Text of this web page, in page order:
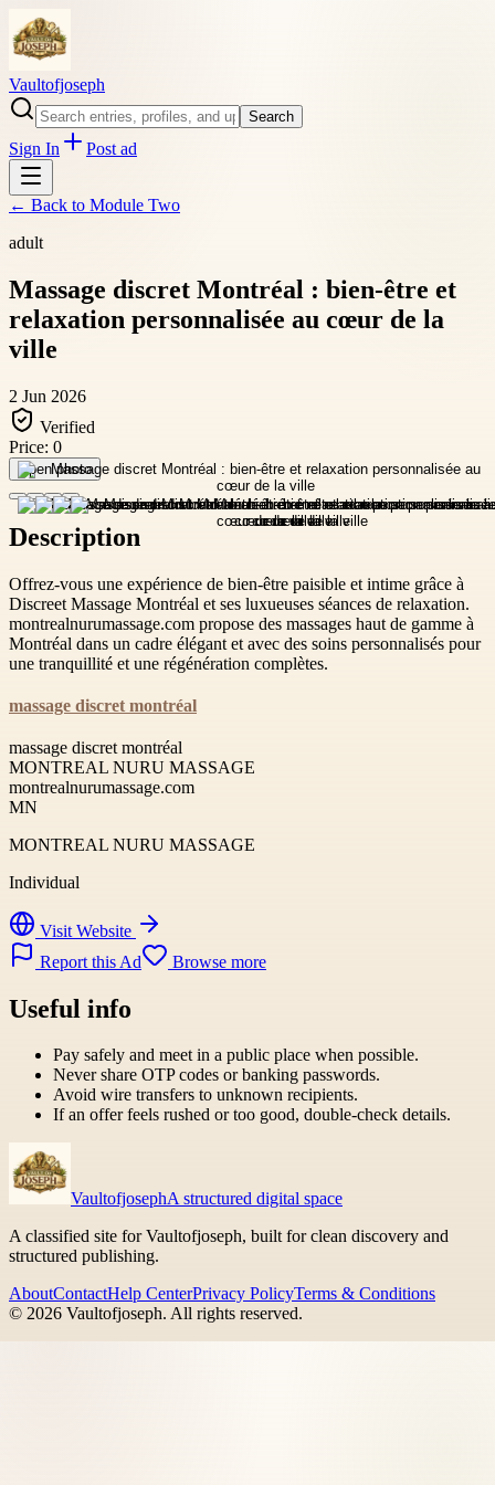
Vaultofjoseph
Search
Sign In Post ad
← Back to Module Two
adult
Massage discret Montréal : bien-être et
relaxation personnalisée au cœur de la
ville
2 Jun 2026
Verified
Price: 0
Open photo
Description
Offrez-vous une expérience de bien-être paisible et intime grâce à
Discreet Massage Montréal et ses luxueuses séances de relaxation.
montrealnurumassage.com propose des massages haut de gamme à
Montréal dans un cadre élégant et avec des soins personnalisés pour
une tranquillité et une régénération complètes.
massage discret montréal
massage discret montréal
MONTREAL NURU MASSAGE
montrealnurumassage.com
MN
MONTREAL NURU MASSAGE
Individual
Visit Website
Report this Ad
Browse more
Useful info
Pay safely and meet in a public place when possible.
Never share OTP codes or banking passwords.
Avoid wire transfers to unknown recipients.
If an offer feels rushed or too good, double-check details.
VaultofjosephA structured digital space
A classified site for Vaultofjoseph, built for clean discovery and
structured publishing.
AboutContactHelp CenterPrivacy PolicyTerms & Conditions
© 2026 Vaultofjoseph. All rights reserved.